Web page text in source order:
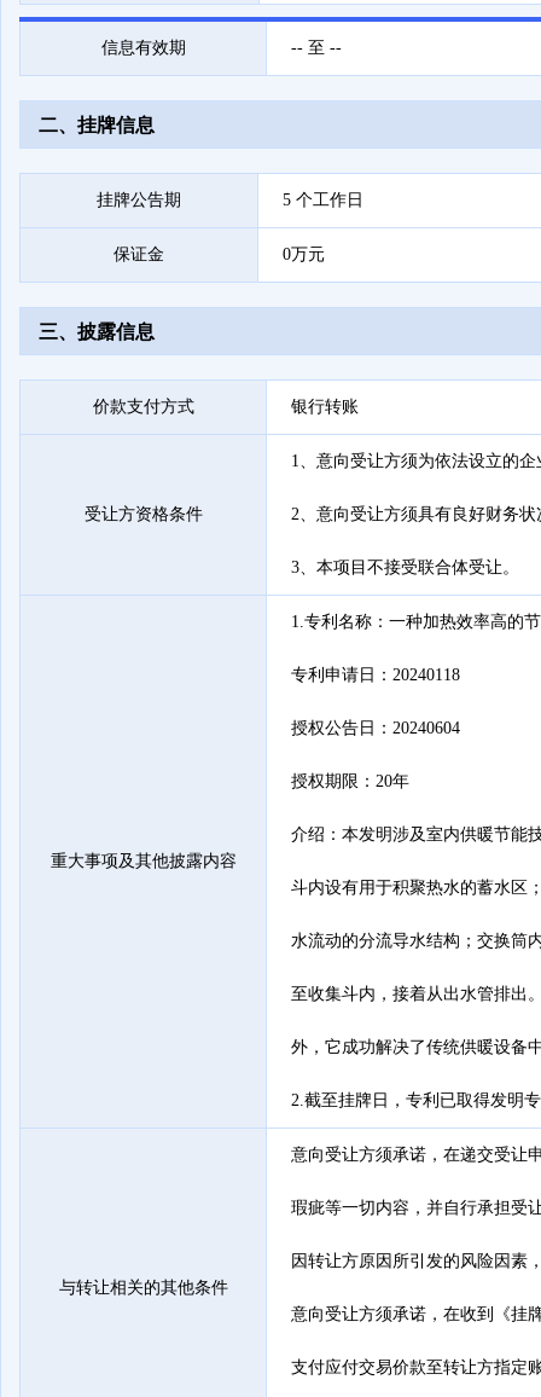
信息有效期 -- 至 --
二、挂牌信息
挂牌公告期 5 个工作日
保证金 0万元
三、披露信息
价款支付方式 银行转账
受让方资格条件
1、意向受让方须为依法设立的
2、意向受让方须具有良好财务
3、本项目不接受联合体受让。
重大事项及其他披露内容
1.专利名称：一种加热效率高的
专利申请日：20240118
授权公告日：20240604
授权期限：20年
介绍：本发明涉及室内供暖节能
斗内设有用于积聚热水的蓄水区
水流动的分流导水结构；交换筒
至收集斗内，接着从出水管排出
外，它成功解决了传统供暖设备
2.截至挂牌日，专利已取得发明
与转让相关的其他条件
意向受让方须承诺，在递交受让
瑕疵等一切内容，并自行承担受
因转让方原因所引发的风险因素
意向受让方须承诺，在收到《挂
支付应付交易价款至转让方指定